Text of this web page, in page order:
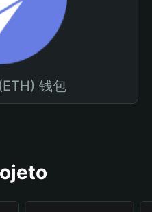
钱包